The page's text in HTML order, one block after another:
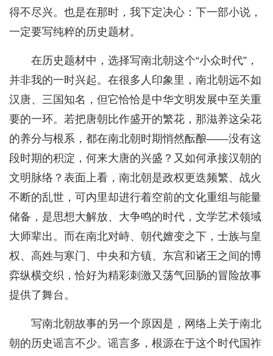
得不尽兴。也是在那时，我下定决心：下一部小说，
一定要写纯粹的历史题材。
在历史题材中，选择写南北朝这个“小众时代”，
并非我的一时兴起。在很多人印象里，南北朝远不如
汉唐、三国知名，但它恰恰是中华文明发展中至关重
要的一环。若把唐朝比作盛开的繁花，那滋养这朵花
的养分与根系，都在南北朝时期悄然酝酿——没有这
段时期的积淀，何来大唐的兴盛？又如何承接汉朝的
文明脉络？表面上看，南北朝是政权更迭频繁、战火
不断的乱世，可内里却进行着空前的文化重组与能量
储备，是思想大解放、大争鸣的时代，文学艺术领域
大师辈出。而在南北对峙、朝代嬗变之下，士族与皇
权、高姓与寒门、中央和方镇、东宫和诸王之间的博
弈纵横交织，恰好为精彩刺激又荡气回肠的冒险故事
提供了舞台。
写南北朝故事的另一个原因是，网络上关于南北
朝的历史谣言不少。谣言多，根源在于这个时代国祚